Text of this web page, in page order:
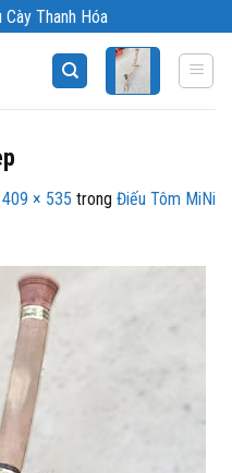
Thanh Hóa
409 × 535 trong Điếu Tôm MiNi